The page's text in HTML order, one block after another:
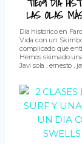
LAS OLAS
Día historico en
Vida con un
complicado que
Hemos skimado
Javi sola , ernesto ,